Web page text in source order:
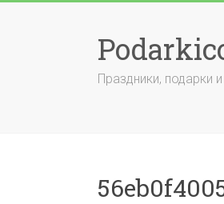
Праздники, подарки